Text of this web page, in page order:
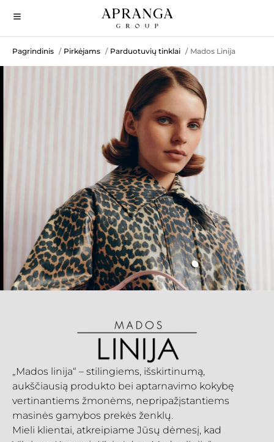
Pagrindinis / Pirkėjams / Parduotuvių tinklai / Mados Linija
„Mados linija“ – stilingiems, išskirtinumą,
aukščiausią produkto bei aptarnavimo kokybę
vertinantiems žmonėms, nepripažįstantiems
masinės gamybos prekės ženklų.
Mieli klientai, atkreipiame Jūsų dėmesį, kad